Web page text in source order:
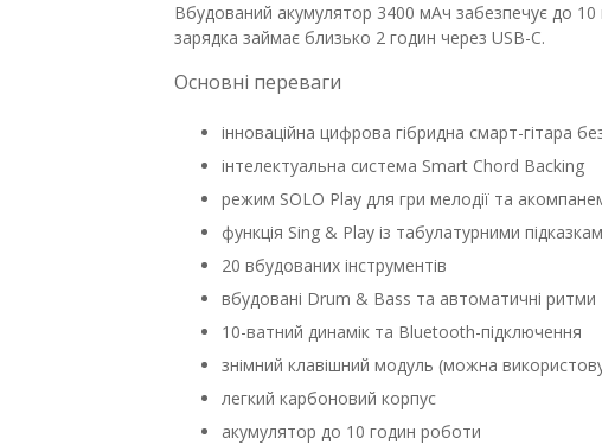
Вбудований акумулятор 3400 мАч забезпечує до
зарядка займає близько 2 годин через USB-C.
Основні переваги
інноваційна цифрова гібридна смарт-гітара
інтелектуальна система Smart Chord Backing
режим SOLO Play для гри мелодії та
функція Sing & Play із табулатурними
20 вбудованих інструментів
вбудовані Drum & Bass та автоматичні ритми
10-ватний динамік та Bluetooth-підключення
знімний клавішний модуль (можна
легкий карбоновий корпус
акумулятор до 10 годин роботи